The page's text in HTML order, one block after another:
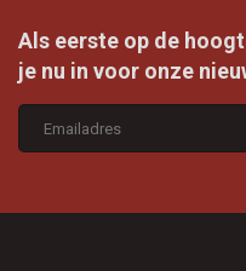
Als eerste op de
je nu in voor onze